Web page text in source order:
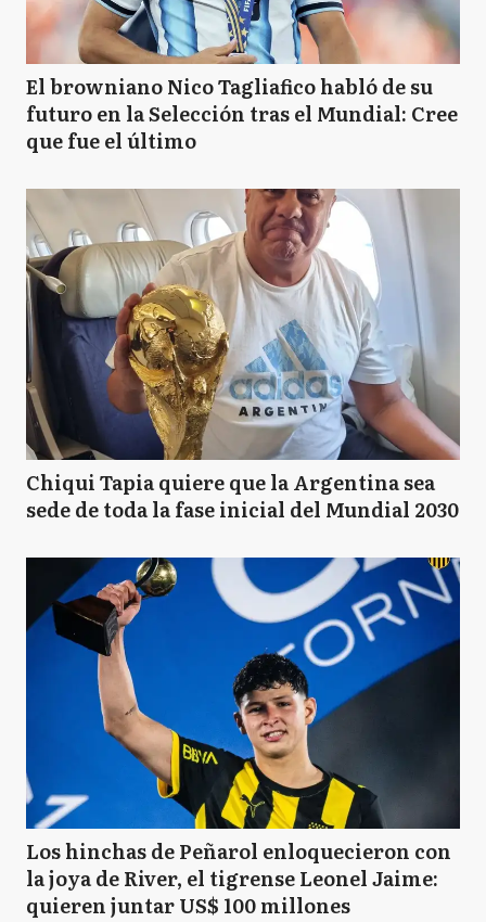
El browniano Nico Tagliafico habló de su
futuro en la Selección tras el Mundial: Cree
que fue el último
Chiqui Tapia quiere que la Argentina sea
sede de toda la fase inicial del Mundial 2030
Los hinchas de Peñarol enloquecieron con
la joya de River, el tigrense Leonel Jaime:
quieren juntar US$ 100 millones